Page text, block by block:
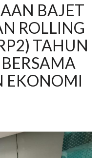
BAJET
ROLLING
TAHUN
EKONOMI